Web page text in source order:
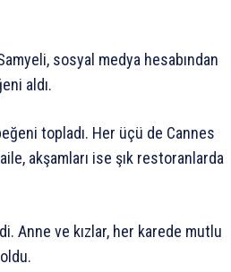
sosyal medya hesabından
aldı.
topladı. Her üçü de Cannes
akşamları ise şık restoranlarda
Anne ve kızlar, her karede mutlu